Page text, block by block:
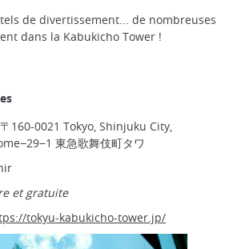
de divertissement... de nombreuses
dans la Kabukicho Tower !
160-0021 Tokyo, Shinjuku City,
東急歌舞伎町タワ
et gratuite
tokyu-kabukicho-tower.jp/